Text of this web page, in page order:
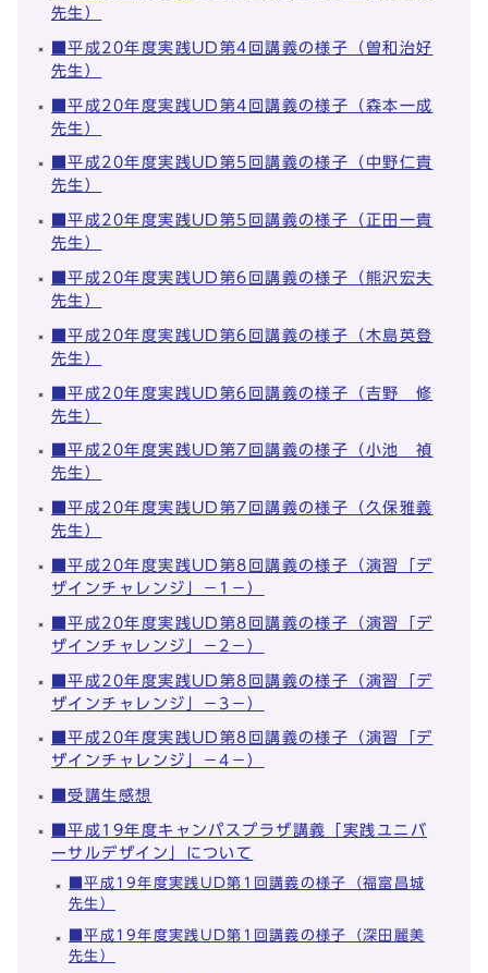
先生）
■平成20年度実践UD第4回講義の様子（曽和治好
先生）
■平成20年度実践UD第4回講義の様子（森本一成
先生）
■平成20年度実践UD第5回講義の様子（中野仁貴
先生）
■平成20年度実践UD第5回講義の様子（正田一貴
先生）
■平成20年度実践UD第6回講義の様子（熊沢宏夫
先生）
■平成20年度実践UD第6回講義の様子（木島英登
先生）
■平成20年度実践UD第6回講義の様子（吉野 修
先生）
■平成20年度実践UD第7回講義の様子（小池 禎
先生）
■平成20年度実践UD第7回講義の様子（久保雅義
先生）
■平成20年度実践UD第8回講義の様子（演習「デ
ザインチャレンジ」－1－）
■平成20年度実践UD第8回講義の様子（演習「デ
ザインチャレンジ」－2－）
■平成20年度実践UD第8回講義の様子（演習「デ
ザインチャレンジ」－3－）
■平成20年度実践UD第8回講義の様子（演習「デ
ザインチャレンジ」－4－）
■受講生感想
■平成19年度キャンパスプラザ講義「実践ユニバ
ーサルデザイン」について
■平成19年度実践UD第1回講義の様子（福富昌城
先生）
■平成19年度実践UD第1回講義の様子（深田麗美
先生）